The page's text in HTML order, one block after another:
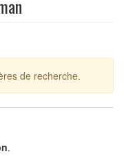
de recherche.
.